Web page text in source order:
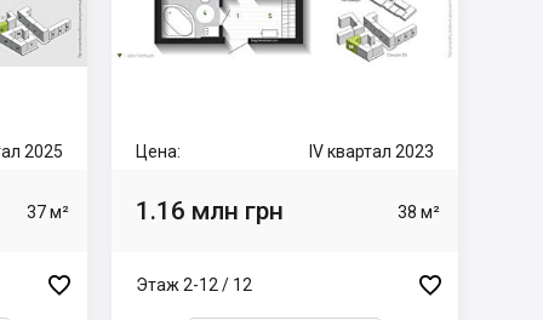
2025
37 м²

Цена: IV квартал 2023
1.16 млн грн 38 м²
Этаж 2-12 / 12 